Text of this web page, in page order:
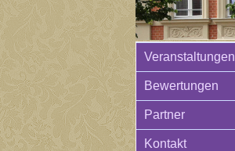
Veranstaltungen
Bewertungen
Partner
Kontakt